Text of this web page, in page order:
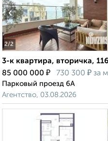
2/2
‹
3-к квартира, вторичка,
85 000 000 ₽ 730 300 ₽ за
Парковый проезд 6А
Агентство, 03.08.2026